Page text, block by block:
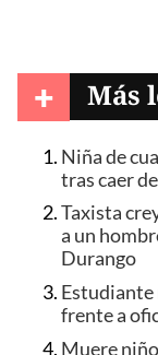
+ Más
Niña de
tras caer
Taxista
a un
Durango
Estudiante
frente a
Muere